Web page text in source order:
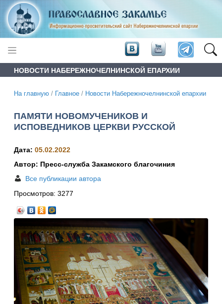
НОВОСТИ НАБЕРЕЖНОЧЕЛНИНСКОЙ ЕПАРХИИ
На главную / Главное / Новости Набережночелнинской епархии
ПАМЯТИ НОВОМУЧЕНИКОВ И
ИСПОВЕДНИКОВ ЦЕРКВИ РУССКОЙ
Дата: 05.02.2022
Автор: Пресс-служба Закамского благочиния
Все публикации автора
Просмотров: 3277